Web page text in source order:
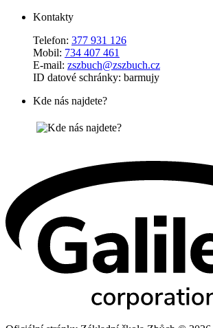
Kontakty
Telefon: 377 931 126
Mobil: 734 407 461
E-mail: zszbuch@zszbuch.cz
ID datové schránky: barmujy
Kde nás najdete?